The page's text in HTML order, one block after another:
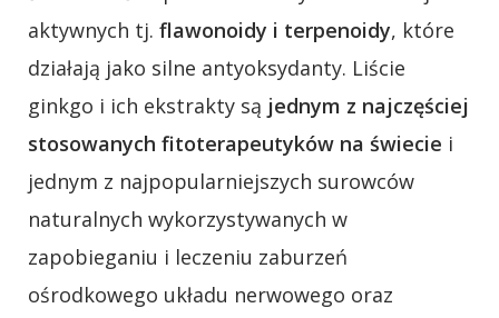
aktywnych tj. flawonoidy i terpenoidy, które
działają jako silne antyoksydanty. Liście
ginkgo i ich ekstrakty są jednym z najczęściej
stosowanych fitoterapeutyków na świecie i
jednym z najpopularniejszych surowców
naturalnych wykorzystywanych w
zapobieganiu i leczeniu zaburzeń
ośrodkowego układu nerwowego oraz